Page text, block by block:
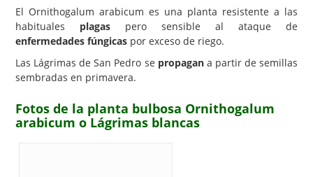
El Ornithogalum arabicum es una planta resistente a las
habituales plagas pero sensible al ataque de
enfermedades fúngicas por exceso de riego.
Las Lágrimas de San Pedro se propagana partir de semillas
sembradas en primavera.
Fotos de la planta bulbosa Ornithogalum
arabicum o Lágrimas blancas